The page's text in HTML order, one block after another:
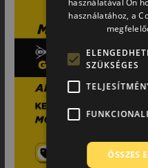
0% THM
FIZETHETEK RÉSZLETEKBEN?
használatával Ön
használatához, a
SZÜKSÉGES
ÖSSZES